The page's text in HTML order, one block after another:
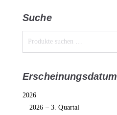
Suche
Erscheinungsdatum
2026
2026 – 3. Quartal